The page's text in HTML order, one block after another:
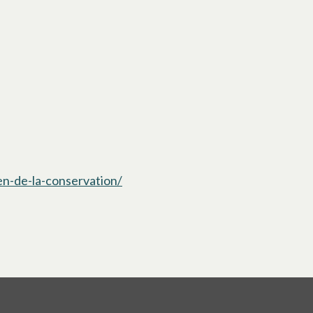
de-la-conservation/